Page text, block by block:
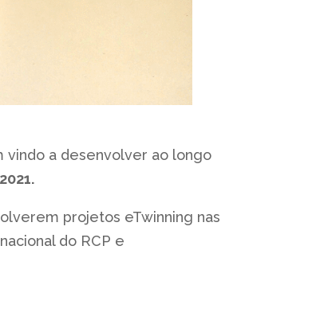
vindo a desenvolver ao longo
projetos eTwinning nas
do RCP e